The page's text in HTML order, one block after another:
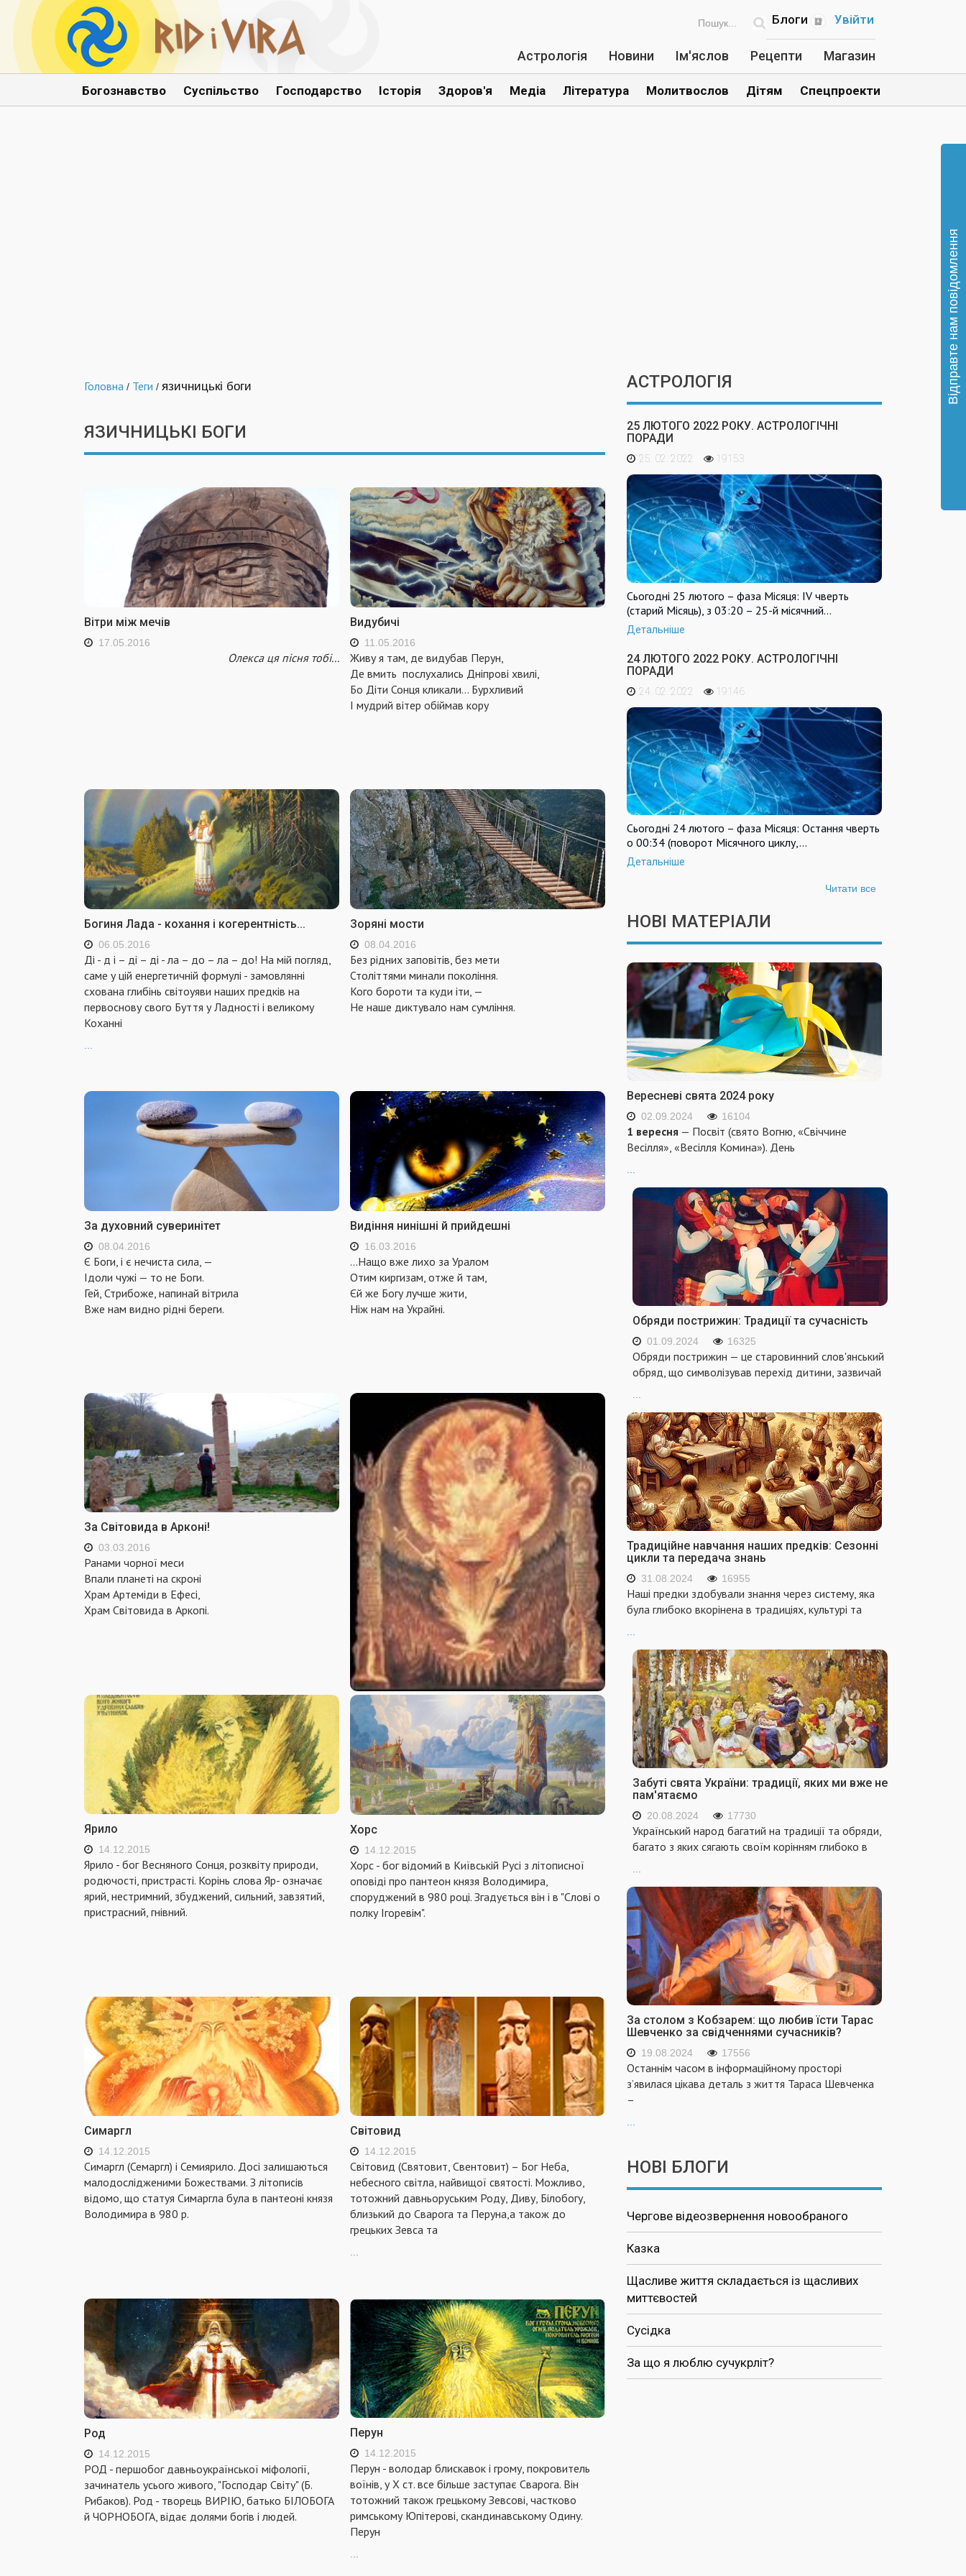
Увійти
Блоги
Астрологія Новини Ім'яслов Рецепти Магазин
Богознавство Суспільство Господарство Історія Здоров'я Медіа Література Молитвослов Дітям Спецпроекти
Головна / Теги / язичницькі боги
ЯЗИЧНИЦЬКІ БОГИ
Вітри між мечів
17.05.2016
Олекса ця пісня тобі...
Видубичі
11.05.2016
Живу я там, де видубав Перун,
Де вмить послухались Дніпрові хвилі,
Бо Діти Сонця кликали… Бурхливий
І мудрий вітер обіймав кору
Богиня Лада - кохання і когерентність...
06.05.2016
Дi - д i – дi – дi - ла – до – ла – до! На мiй погляд,
саме у цiй енергетичнiй формулi - замовляннi
схована глибiнь свiтоуяви наших предкiв на
первоснову свого Буття у Ладностi i великому
Коханнi
Зоряні мости
08.04.2016
Без рідних заповітів, без мети
Століттями минали покоління.
Кого бороти та куди іти, —
Не наше диктувало нам сумління.
За духовний суверинітет
08.04.2016
Є Боги, і є нечиста сила, —
Ідоли чужі — то не Боги.
Гей, Стрибоже, напинай вітрила
Вже нам видно рідні береги.
Видіння нинішні й прийдешні
16.03.2016
…Нащо вже лихо за Уралом
Отим киргизам, отже й там,
Єй же Богу лучше жити,
Ніж нам на Украйні.
За Світовида в Арконі!
03.03.2016
Ранами чорної меси
Впали планеті на скроні
Храм Артеміди в Ефесі,
Храм Світовида в Аркопі.
Сварог
15.12.2015
Сварог - бог неба, заліза, ковальства і шлюбу. Один
з найголовніших богів давньоукраїнського
язичницького пантеону. За народними и
уявленнями, навчив людей варити і кувати мідь та
залізо,
...
Ярило
14.12.2015
Ярило - бог Весняного Сонця, розквіту природи,
родючості, пристрасті. Корінь слова Яр- означає
ярий, нестримний, збуджений, сильний, завзятий,
пристрасний, гнівний.
Хорс
14.12.2015
Хорс - бог відомий в Київській Русі з літописної
оповіді про пантеон князя Володимира,
споруджений в 980 році. Згадується він і в "Слові о
полку Ігоревім".
Симаргл
14.12.2015
Симаргл (Семаргл) і Семиярило. Досі залишаються
малодослідженими Божествами. З літописів
відомо, що статуя Симаргла була в пантеоні князя
Володимира в 980 р.
Світовид
14.12.2015
Світовид (Святовит, Свентовит) – Бог Неба,
небесного світла, найвищої святості. Можливо,
тотожний давньоруським Роду, Диву, Білобогу,
близький до Сварога та Перуна,а також до
грецьких Зевса та
Род
14.12.2015
РОД - першобог давньоукраїнської міфології,
зачинатель усього живого, "Господар Світу" (Б.
Рибаков). Род - творець ВИРІЮ, батько БІЛОБОГА
й ЧОРНОБОГА, відає долями богів і людей.
Перун
14.12.2015
Перун - володар блискавок і грому, покровитель
воїнів, у X ст. все більше заступає Сварога. Він
тотожний також грецькому Зевсові, частково
римському Юпітерові, скандинавському Одину.
Перун
АСТРОЛОГІЯ
25 ЛЮТОГО 2022 РОКУ. АСТРОЛОГІЧНІ
ПОРАДИ
25. 02. 2022 19153
Сьогодні 25 лютого – фаза Місяця: IV чверть
(старий Місяць), з 03:20 – 25-й місячний…
Детальніше
24 ЛЮТОГО 2022 РОКУ. АСТРОЛОГІЧНІ
ПОРАДИ
24. 02. 2022 19146
Сьогодні 24 лютого – фаза Місяця: Остання чверть
о 00:34 (поворот Місячного циклу,…
Детальніше
Читати все
НОВІ МАТЕРІАЛИ
Вересневі свята 2024 року
02.09.2024 16104
1 вересня — Посвіт (свято Вогню, «Свіччине
Весілля», «Весілля Комина»). День
...
Обряди пострижин: Традиції та сучасність
01.09.2024 16325
Обряди пострижин — це старовинний слов'янський
обряд, що символізував перехід дитини, зазвичай
...
Традиційне навчання наших предків: Сезонні
цикли та передача знань
31.08.2024 16955
Наші предки здобували знання через систему, яка
була глибоко вкорінена в традиціях, культурі та
...
Забуті свята України: традиції, яких ми вже не
пам'ятаємо
20.08.2024 17730
Український народ багатий на традиції та обряди,
багато з яких сягають своїм корінням глибоко в
...
За столом з Кобзарем: що любив їсти Тарас
Шевченко за свідченнями сучасників?
19.08.2024 17556
Останнім часом в інформаційному просторі
з’явилася цікава деталь з життя Тараса Шевченка
–
...
НОВІ БЛОГИ
Чергове відеозвернення новообраного
Казка
Щасливе життя складається із щасливих
миттєвостей
Сусідка
За що я люблю сучукрліт?
Відправте нам повідомлення